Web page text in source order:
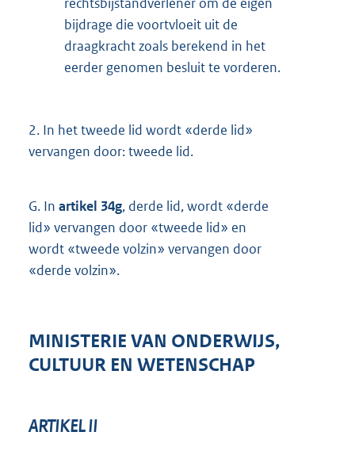
bijdrage die voortvloeit uit de
draagkracht zoals berekend in het
eerder genomen besluit te vorderen.
2. In het tweede lid wordt «derde lid»
vervangen door: tweede lid.
G. In artikel 34g, derde lid, wordt «derde
lid» vervangen door «tweede lid» en
wordt «tweede volzin» vervangen door
«derde volzin».
MINISTERIE VAN ONDERWIJS,
CULTUUR EN WETENSCHAP
ARTIKEL II